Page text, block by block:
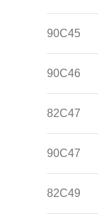
90C45
90C46
82C47
90C47
82C49